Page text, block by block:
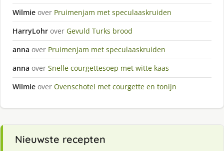
Wilmie over Pruimenjam met speculaaskruiden
HarryLohr over Gevuld Turks brood
anna over Pruimenjam met speculaaskruiden
anna over Snelle courgettesoep met witte kaas
Wilmie over Ovenschotel met courgette en tonijn
Nieuwste recepten